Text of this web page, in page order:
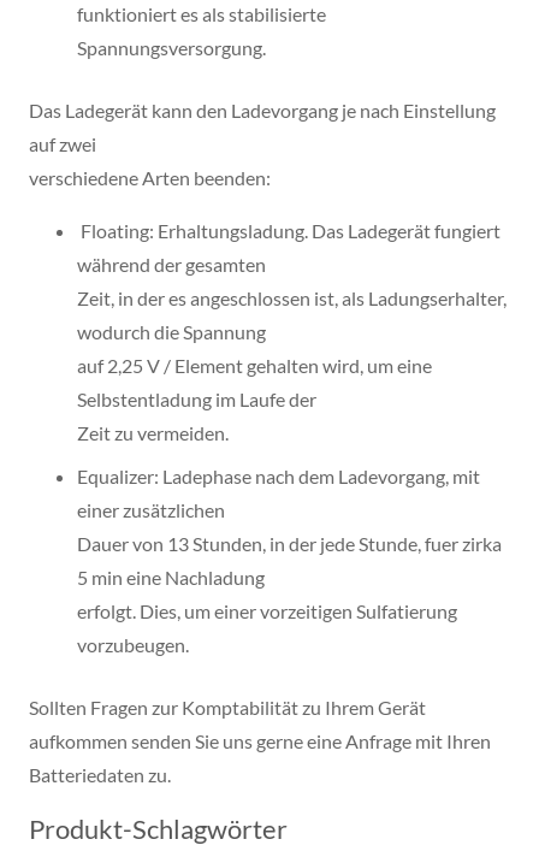
funktioniert es als stabilisierte
Spannungsversorgung.
Das Ladegerät kann den Ladevorgang je nach Einstellung
auf zwei
verschiedene Arten beenden:
Floating: Erhaltungsladung. Das Ladegerät fungiert
während der gesamten
Zeit, in der es angeschlossen ist, als Ladungserhalter,
wodurch die Spannung
auf 2,25 V / Element gehalten wird, um eine
Selbstentladung im Laufe der
Zeit zu vermeiden.
Equalizer: Ladephase nach dem Ladevorgang, mit
einer zusätzlichen
Dauer von 13 Stunden, in der jede Stunde, fuer zirka
5 min eine Nachladung
erfolgt. Dies, um einer vorzeitigen Sulfatierung
vorzubeugen.
Sollten Fragen zur Komptabilität zu Ihrem Gerät
aufkommen senden Sie uns gerne eine Anfrage mit Ihren
Batteriedaten zu.
Produkt-Schlagwörter